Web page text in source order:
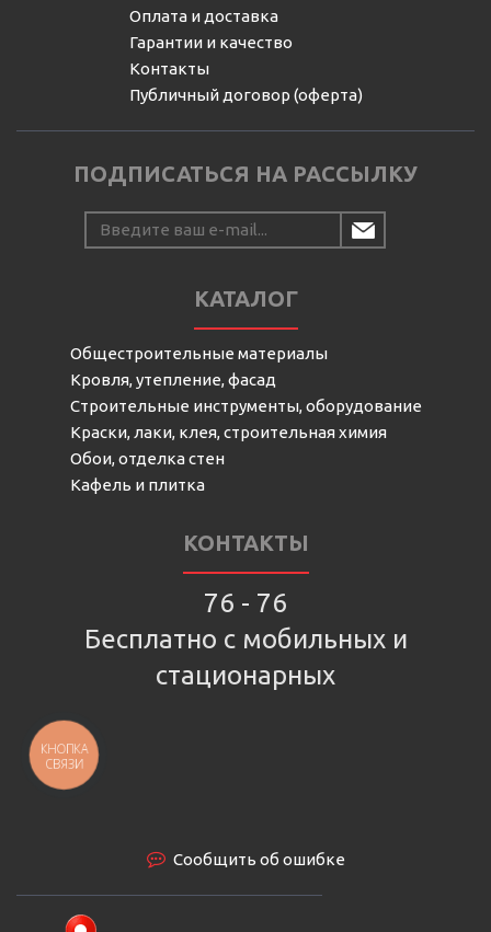
Оплата и доставка
Гарантии и качество
Контакты
Публичный договор (оферта)
ПОДПИСАТЬСЯ НА РАССЫЛКУ
КАТАЛОГ
Общестроительные материалы
Кровля, утепление, фасад
Строительные инструменты, оборудование
Краски, лаки, клея, строительная химия
Обои, отделка стен
Кафель и плитка
КОНТАКТЫ
76 - 76
Бесплатно с мобильных и
стационарных
Сообщить об ошибке
КНОПКА
СВЯЗИ